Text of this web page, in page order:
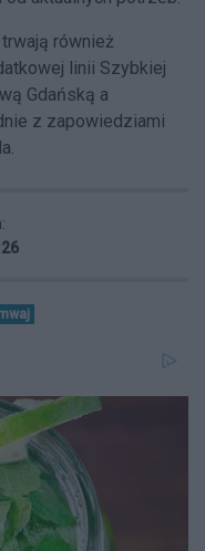
również
linii Szybkiej
Gdańską a
z zapowiedziami